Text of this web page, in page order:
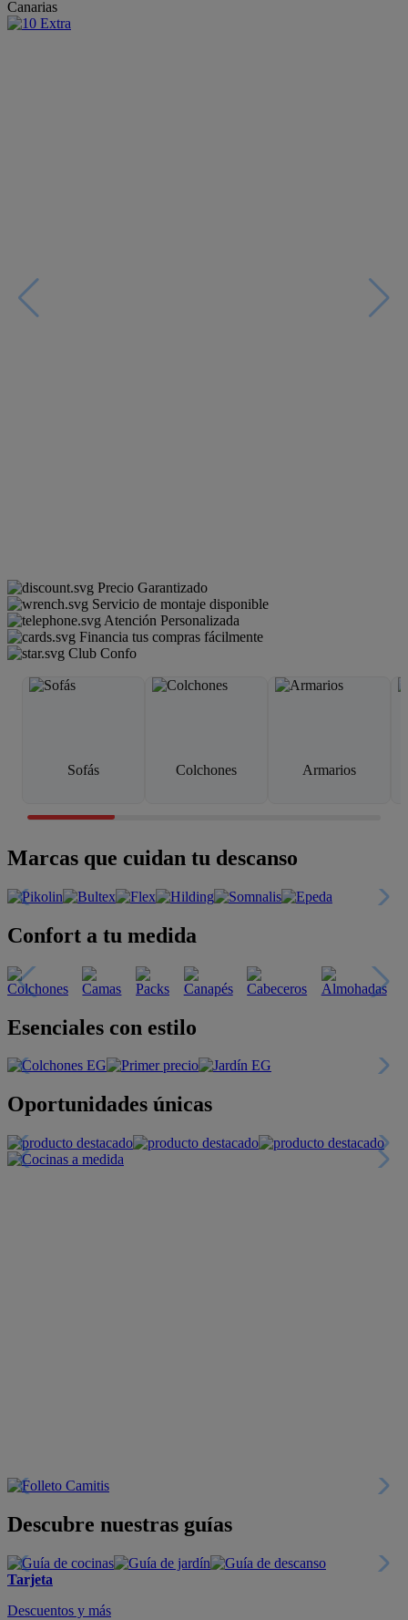
Canarias
Precio Garantizado
Servicio de montaje disponible
Atención Personalizada
Financia tus compras fácilmente
Club Confo
Sofás Colchones Armarios
Marcas que cuidan tu descanso
Confort a tu medida
Esenciales con estilo
Oportunidades únicas
Descubre nuestras guías
Tarjeta
Descuentos y más